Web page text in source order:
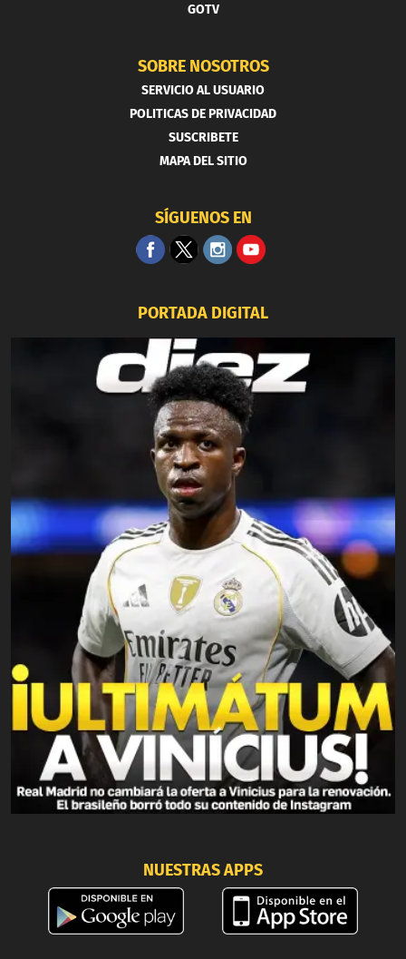
GOTV
SOBRE NOSOTROS
SERVICIO AL USUARIO
POLITICAS DE PRIVACIDAD
SUSCRIBETE
MAPA DEL SITIO
SÍGUENOS EN
PORTADA DIGITAL
NUESTRAS APPS